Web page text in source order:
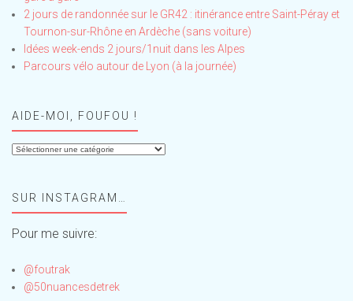
2 jours de randonnée sur le GR42 : itinérance entre Saint-Péray et
Tournon-sur-Rhône en Ardèche (sans voiture)
Idées week-ends 2 jours/1nuit dans les Alpes
Parcours vélo autour de Lyon (à la journée)
AIDE-MOI, FOUFOU !
Aide-
!SUR INSTAGRAM…
Pour me suivre:
@foutrak
@50nuancesdetrek